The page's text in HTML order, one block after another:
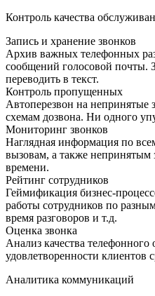
Контроль качества
Запись и хранение звонков
Архив важных телефонных
сообщений голосовой почты.
переводить в текст.
Контроль пропущенных
Автоперезвон на
схемам дозвона. Ни одного
Мониторинг звонков
Наглядная информация по
вызовам, а также непринятым
времени.
Рейтинг сотрудников
Геймификация бизнес-
работы сотрудников по
время разговоров и т.д.
Оценка звонка
Анализ качества
удовлетворенности клиентов
Аналитика коммуникаций